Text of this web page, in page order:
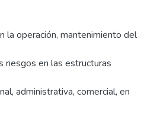
la operación, mantenimiento del
riesgos en las estructuras
administrativa, comercial, en